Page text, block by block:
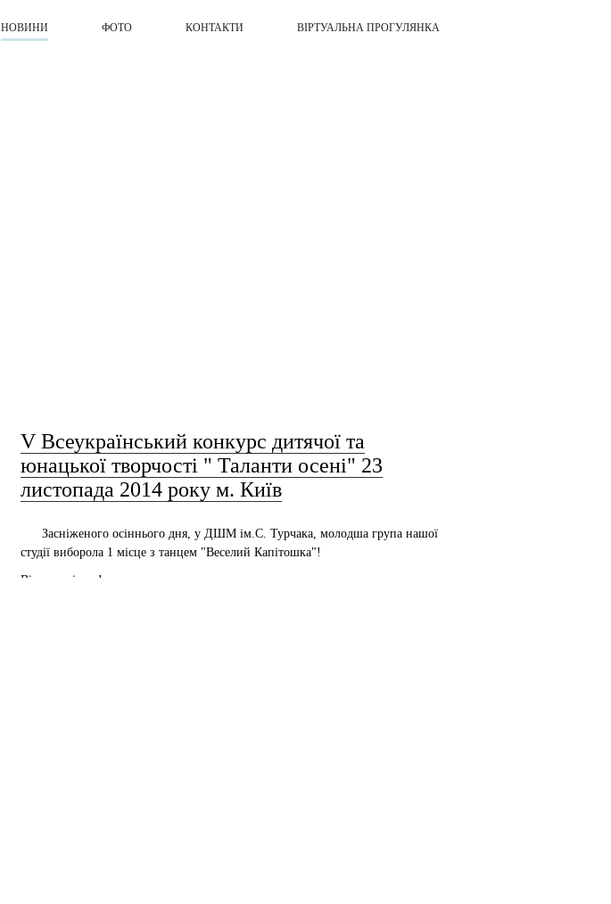
НОВИНИ ФОТО КОНТАКТИ ВІРТУАЛЬНА ПРОГУЛЯНКА
V Всеукраїнський конкурс дитячої та
юнацької творчості " Таланти осені" 23
листопада 2014 року м. Київ
Засніженого осіннього дня, у ДШМ ім.С. Турчака, молодша група нашої
студії виборола 1 місце з танцем "Веселий Капітошка"!
Вітаємо дівчат!